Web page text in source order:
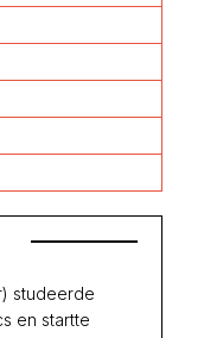
studeerde
en startte